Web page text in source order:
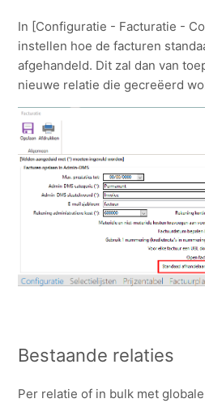
In [Configuratie - Facturatie -
instellen hoe de facturen
afgehandeld. Dit zal dan van
nieuwe relatie die gecreëerd
Bestaande relaties
Per relatie of in bulk met